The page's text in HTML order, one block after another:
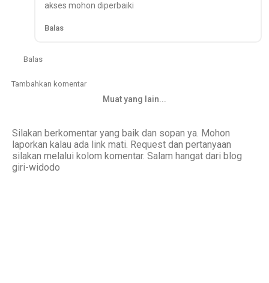
akses mohon diperbaiki
Balas
Balas
Tambahkan komentar
Muat yang lain...
Silakan berkomentar yang baik dan sopan ya. Mohon
laporkan kalau ada link mati. Request dan pertanyaan
silakan melalui kolom komentar. Salam hangat dari blog
giri-widodo